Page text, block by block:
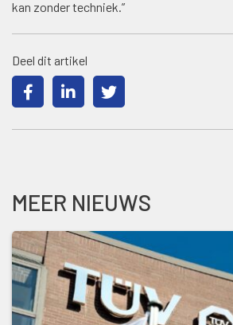
kan zonder techniek.”
Deel dit artikel
MEER NIEUWS